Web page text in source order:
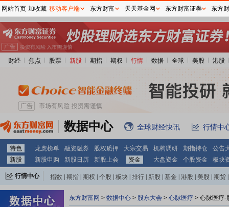
财经 焦点 股票 新股 期指 期权 行情 数据 全球 美股 港股
数据中心 全球财经快讯 行情中
特色 龙虎榜单 融资融券 股权质押 大宗交易 机构调研 期指持仓
公告
新股
新股申购 新股日历 新股上会 资金 大盘资金 个股资金 板块
行情中心 指数 期指 期权 个股 板块 排行 新股 基金 港股 美股 期货
东方财富网 > 数据中心 > 股东大会 > 心脉医疗 > 心脉医疗-
网站首页 加收藏 移动客户端 东方财富 天天基金网 东方财富证券 东方